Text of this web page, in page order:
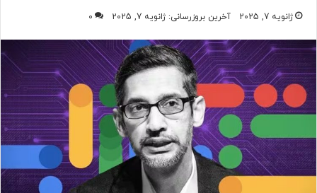
ژانویه 7, 2025 آخرین بروزرسانی: ژانویه 7, 2025 0